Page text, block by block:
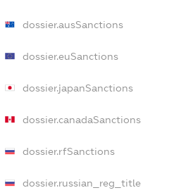
dossier.ausSanctions
dossier.euSanctions
dossier.japanSanctions
dossier.canadaSanctions
dossier.rfSanctions
dossier.russian_reg_title